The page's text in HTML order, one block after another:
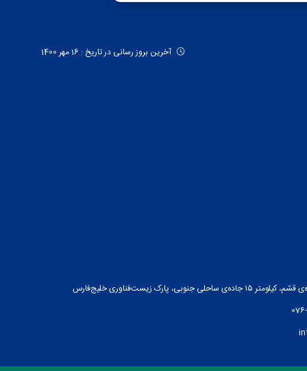
آخرین بروز رسانی در تاریخ : 16 مهر 1400
ساحلی جنوبی، پارک زیست‌فناوری خلیج‌فارس